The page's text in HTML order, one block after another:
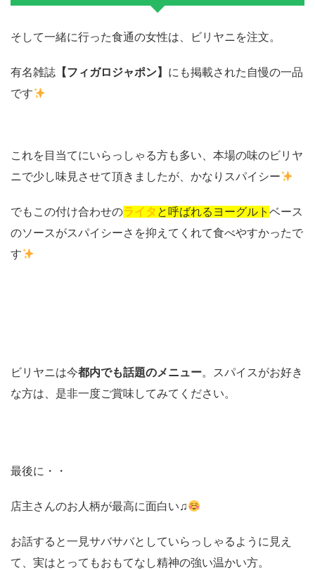
そして一緒に行った食通の女性は、ビリヤニを注文。
有名雑誌 【フィガロジャポン】 にも掲載された自慢の一品
です
これを目当てにいらっしゃる方も多い、本場の味のビリヤ
ニで少し味見させて頂きましたが、かなりスパイシー
でもこの付け合わせのライタ と呼ばれるヨーグルト ベース
のソースがスパイシーさを抑えてくれて食べやすかったで
す
ビリヤニは今都内でも話題のメニュー。スパイスがお好き
な方は、是非一度ご賞味してみてください。
最後に・・
店主さんのお人柄が最高に面白い♫
お話すると一見サバサバとしていらっしゃるように見え
て、実はとってもおもてなし精神の強い温かい方。